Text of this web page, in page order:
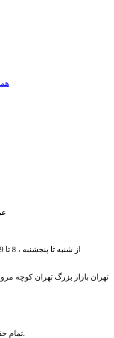
از شنبه تا پنجشنبه ، 8 تا 19 آماده پاسخگویی به شما هستیم
تهران بازار بزرگ تهران کوچه
تمام حقوق برای کفِ بازار محفوظ است.